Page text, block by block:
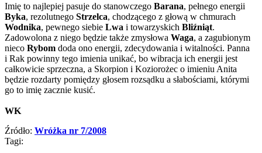
Imię to najlepiej pasuje do stanowczego Barana, pełnego energii
Byka, rezolutnego Strzelca, chodzącego z głową w chmurach
Wodnika, pewnego siebie Lwa i towarzyskich Bliźniąt.
Zadowolona z niego będzie także zmysłowa Waga, a zagubionym
nieco Rybom doda ono energii, zdecydowania i witalności. Panna
i Rak powinny tego imienia unikać, bo wibracja ich energii jest
całkowicie sprzeczna, a Skorpion i Koziorożec o imieniu Anita
będzie rozdarty pomiędzy głosem rozsądku a słabościami, którymi
go to imię zacznie kusić.
WK
Źródło: Wróżka nr 7/2008
Tagi: